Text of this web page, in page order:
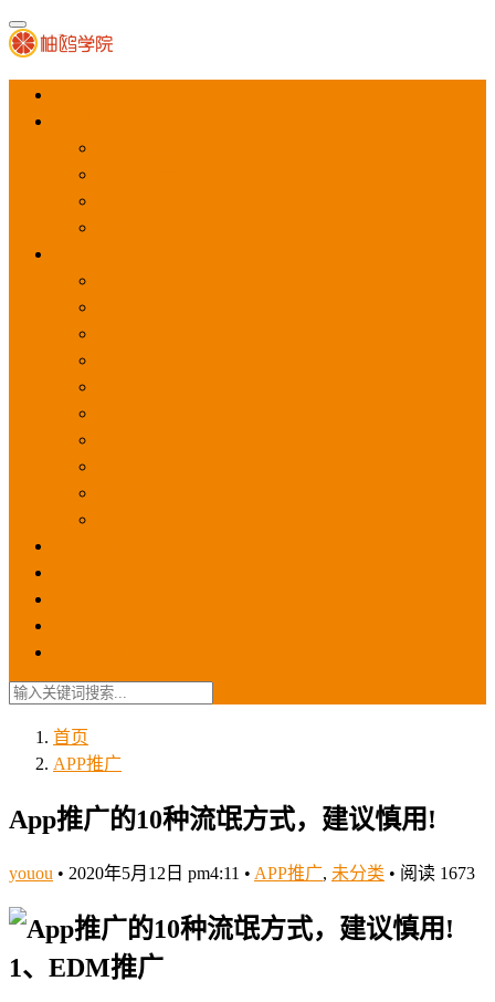
首页
APP推广
App推广的10种流氓方式，建议慎用!
youou • 2020年5月12日 pm4:11 • APP推广, 未分类 • 阅读 1673
1、EDM推广